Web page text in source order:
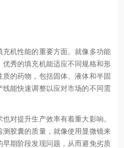
机性能的重要方面。就像多功能
秀的填充机能适应不同规格和形
的药物，包括固体、液体和半固
能快速调整以应对市场的不同需
提升生产效率有着重大影响。
胶囊的质量，就像使用显微镜来
期阶段发现问题，从而避免劣质